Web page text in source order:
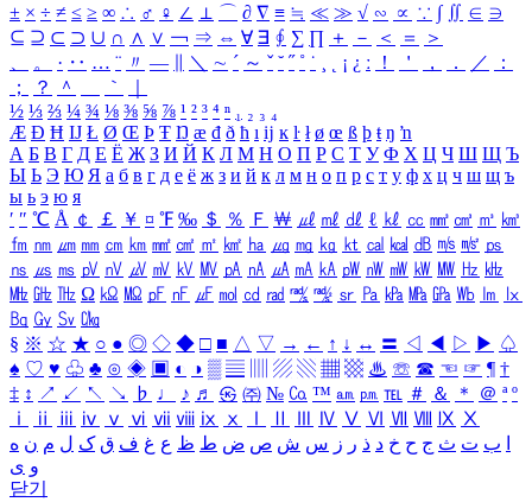
± × ÷ ≠ ≤ ≥ ∞ ∴ ♂ ♀ ∠ ⊥ ⌒ ∂ ∇ ≡ ≒ ≪ ≫ √ ∽ ∝ ∵ ∫ ∬ ∈ ∋
⊆ ⊇ ⊂ ⊃ ∪ ∩ ∧ ∨ ￢ ⇒ ⇔ ∀ ∃ ∮ ∑ ∏ ＋ － ＜ ＝
＞
、
。 · ‥ … ¨ 〃 ― ＼ ∼ ´ ～ ˇ ˘ ˝ ˚ ˙ ¸ ¡ ¿ ː ！ ＇ ， ． ／
：
；
？ ＾ ｀
½ ⅓ ⅔ ¼ ¾ ⅛ ⅜ ⅝ ⅞ ¹ ² ³ ⁴ ⁿ ₁ ₂ ₃ ₄
Æ Ð Ħ Ĳ Ł Ø Œ Þ Ŧ Ŋ æ đ ð ħ ı ĳ ĸ ŀ ł ø œ ß þ ŧ ŋ ŉ
А Б В Г Д Е Ё Ж З И Й К Л М Н О П Р С Т У Ф Х Ц Ч Ш Щ Ъ
Ы Ь Э Ю Я а б в г д е ё ж з и й к л м н о п р с т у ф х ц ч ш щ ъ
ы ь э ю я
′ ″ ℃ Å ￠ ￡ ￥ ¤ ℉ ‰ ＄ ％ Ｆ ￦ ㎕ ㎖ ㎗ ℓ ㎘ ㏄ ㎣ ㎤ ㎥ ㎦
㎙ ㎚ ㎛ ㎜ ㎝ ㎞ ㎟ ㎠ ㎡ ㎢ ㏊ ㎍ ㎎ ㎏ ㏏ ㎈ ㎉ ㏈ ㎧ ㎨ ㎰
㎱ ㎲ ㎳ ㎴ ㎵ ㎶ ㎷ ㎸ ㎹ ㎀ ㎁ ㎂ ㎃ ㎄ ㎺ ㎻ ㎽ ㎾ ㎿ ㎐ ㎑
㎒ ㎓ ㎔ Ω ㏀ ㏁ ㎊ ㎋ ㎌ ㏖ ㏅ ㎭ ㎮ ㎯ ㏛ ㎩ ㎪ ㎫ ㎬ ㏝ ㏐
㏓
㏃ ㏉ ㏜ ㏆
§ ※ ☆ ★ ○ ● ◎ ◇ ◆ □ ■ △ ▽ → ← ↑ ↓ ↔ 〓 ◁ ◀ ▷ ▶ ♤
♠ ♡ ♥ ♧ ♣ ⊙ ◈ ▣ ◐ ◑ ▒ ▤ ▨ ▧ ▦ ▩ ♨ ☏ ☎ ☜ ☞ ¶ †
‡ ↕ ↗ ↙ ↖ ↘ ♭ ♩ ♪ ♬ ㉿ ㈜ № ㏇ ™ ㏂ ㏘ ℡ ＃ ＆ ＊ ＠ ª º
ⅰ
ⅱ ⅲ ⅳ ⅴ ⅵ ⅶ ⅷ ⅸ ⅹ Ⅳ Ⅴ Ⅵ Ⅶ Ⅷ Ⅸ Ⅹ
ب ت ث ج ح خ د ذ ر ز س ش ص ض ط ظ ع غ ف ق ک ل م ن ه
و ی
닫기